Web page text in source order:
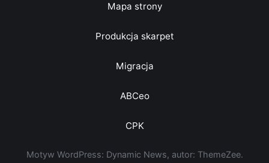
Mapa strony
Produkcja skarpet
Migracja
ABCeo
CPK
Motyw WordPress: Dynamic News, autor: ThemeZee.